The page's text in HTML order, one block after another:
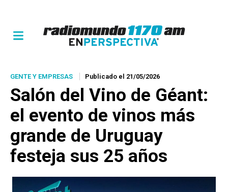
GENTE Y EMPRESAS Publicado el 21/05/2026
Salón del Vino de Géant:
el evento de vinos más
grande de Uruguay
festeja sus 25 años